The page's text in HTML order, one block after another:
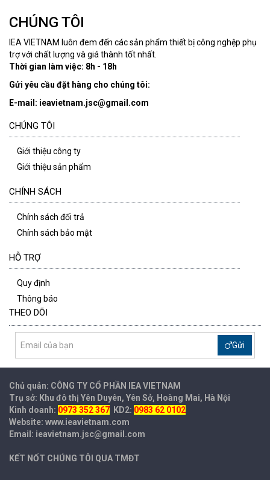
CHÚNG TÔI
IEA VIETNAM luôn đem đến các sản phẩm thiết bị công nghệp phụ
trợ với chất lượng và giá thành tốt nhất.
Thời gian làm việc: 8h - 18h
Gửi yêu cầu đặt hàng cho chúng tôi:
E-mail: ieavietnam.jsc@gmail.com
CHÚNG TÔI
Giới thiệu công ty
Giới thiệu sản phẩm
CHÍNH SÁCH
Chính sách đổi trả
Chính sách bảo mật
HỖ TRỢ
Quy định
Thông báo
THEO DÕI
Gửi
Chủ quản: CÔNG TY CỔ PHẦN IEAVIETNAM
Trụ sở: Khu đô thị Yên Duyên, Yên Sở, Hoàng Mai, Hà Nội
Kinh doanh: 0973 352 367 KD2: 0983 62 0102
Website: www.ieavietnam.com
Email: ieavietnam.jsc@gmail.com
KẾT NỐT CHÚNG TÔI QUA TMĐT